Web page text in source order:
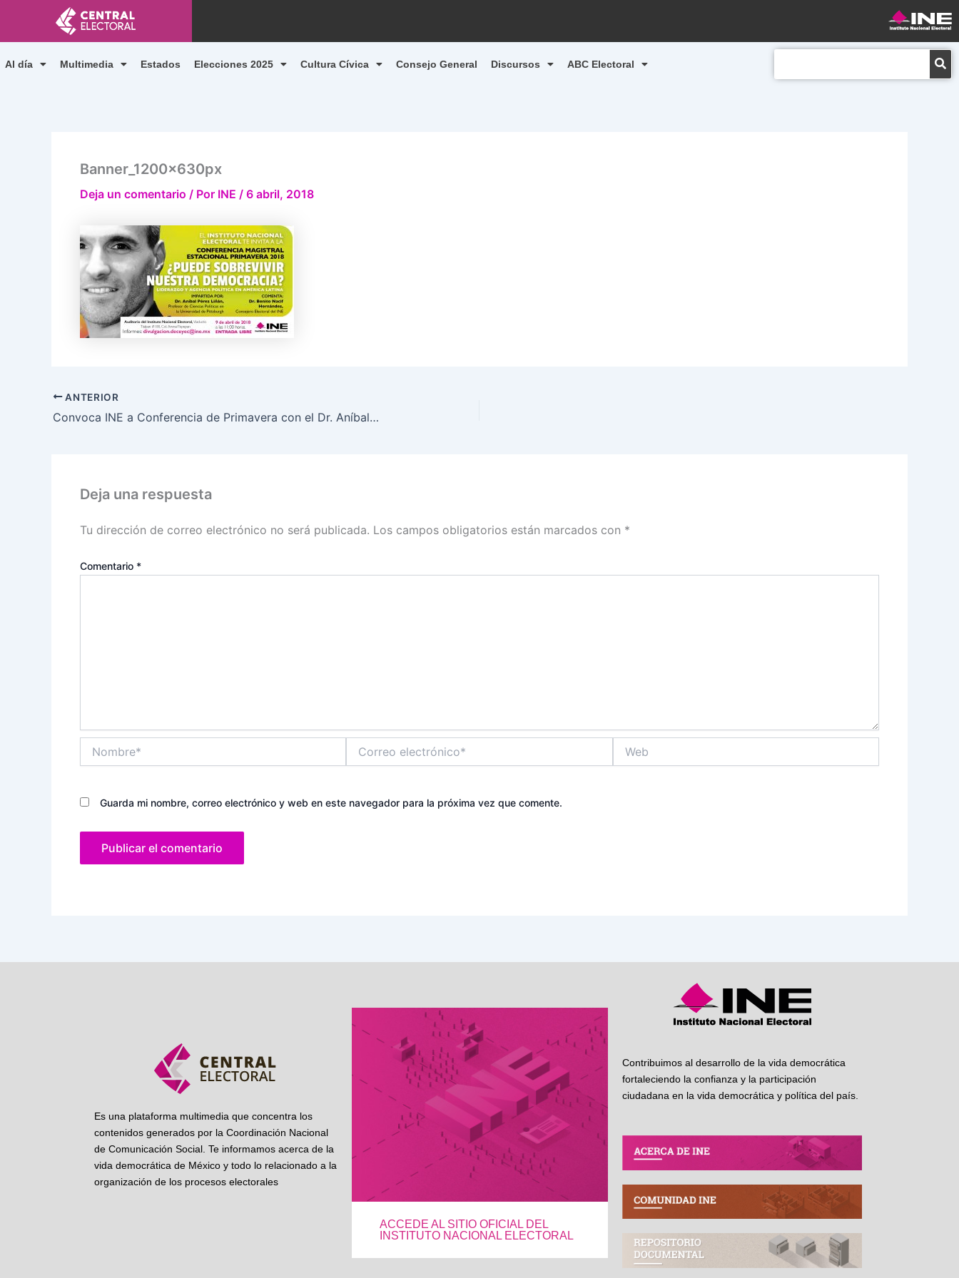
contenido
Al día Multimedia Estados Elecciones 2025 Cultura Cívica Consejo General Discursos ABC Electoral
Banner_1200x630px
Deja un comentario / Por INE / 6 abril, 2018
ANTERIOR
Convoca INE a Conferencia de Primavera con el Dr. Aníbal Pérez Liñán
Deja una respuesta
Tu dirección de correo electrónico no será publicada. Los campos obligatorios están marcados con *
Comentario *
electrónico*
Guarda mi nombre, correo electrónico y web en este navegador para la próxima vez que comente.
Es una plataforma multimedia que concentra los
contenidos generados por la Coordinación Nacional
de Comunicación Social. Te informamos acerca de la
vida democrática de México y todo lo relacionado a la
organización de los procesos electorales
ACCEDE AL SITIO OFICIAL DEL
INSTITUTO NACIONAL ELECTORAL
Contribuimos al desarrollo de la vida democrática
fortaleciendo la confianza y la participación
ciudadana en la vida democrática y política del país.